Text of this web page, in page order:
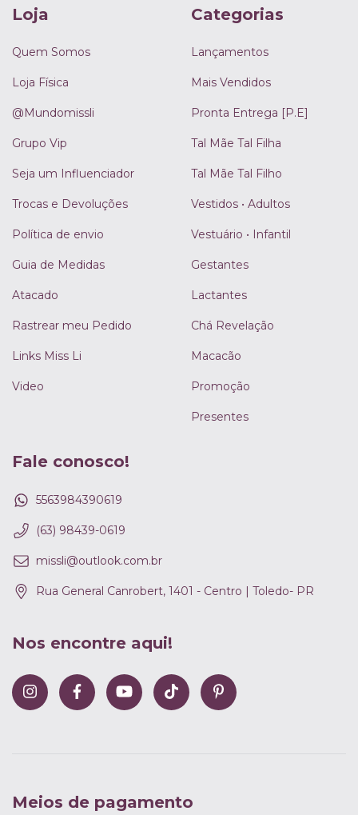
Loja
Quem Somos
Loja Física
@Mundomissli
Grupo Vip
Seja um Influenciador
Trocas e Devoluções
Política de envio
Guia de Medidas
Atacado
Rastrear meu Pedido
Links Miss Li
Video
Categorias
Lançamentos
Mais Vendidos
Pronta Entrega [P.E]
Tal Mãe Tal Filha
Tal Mãe Tal Filho
Vestidos • Adultos
Vestuário • Infantil
Gestantes
Lactantes
Chá Revelação
Macacão
Promoção
Presentes
Fale conosco!
5563984390619
(63) 98439-0619
missli@outlook.com.br
Rua General Canrobert, 1401 - Centro | Toledo- PR
Nos encontre aqui!
Meios de pagamento